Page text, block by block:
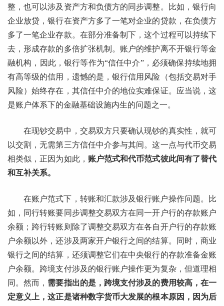
整，也可以涉及资产方和负债方的同步调整。比如，银行向
企业放贷，银行在资产方多了一笔对企业的贷款，在负债方
多了一笔企业存款。在部分准备制下，这个过程可以持续下
去，形成存款的多倍扩张机制。账户的维护离不开银行等金
融机构，因此，银行等作为“信任中介”，必须确保持续地拥
有高等级的信用，遗憾的是，银行信用风险（包括交易对手
风险）始终存在，其信任中介的地位实难保证。应当说，这
是账户体系下的金融基础设施内生的问题之一。
在现钞交易中，交易双方只要确认现钞的真实性，就可
以交割，无需第三方信任中介参与其间。这一点与代币交易
相类似，正因为如此， 账户范式和代币范式彼此间有了替代
和互补关系。
在账户范式下，转账和汇款涉及银行账户操作问题。比
如，同行转账要同步调整交易双方在同一开户行的存款账户
余额；跨行转账则除了调整交易双方在各自开户行的存款账
户余额以外，还涉及两家开户银行之间的结算。同时，商业
银行之间的结算，还须调整它们在中央银行的存款准备金账
户余额。跨境支付涉及的银行账户操作更为复杂，但道理相
同。然而， 需要指出的是，跨境支付涉及的费用较高，在一
定意义上，这正是诸种数字货币大发展的根本原因，因为后